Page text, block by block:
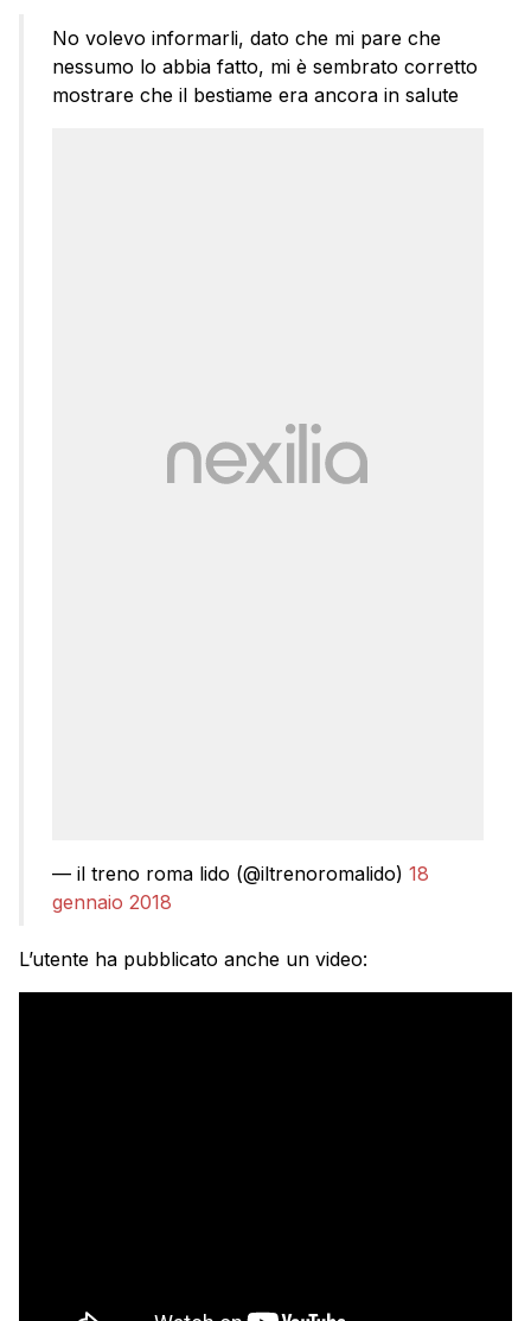
No volevo informarli, dato che mi pare che
nessumo lo abbia fatto, mi è sembrato corretto
mostrare che il bestiame era ancora in salute
— il treno roma lido (@iltrenoromalido) 18
gennaio 2018
L’utente ha pubblicato anche un video: